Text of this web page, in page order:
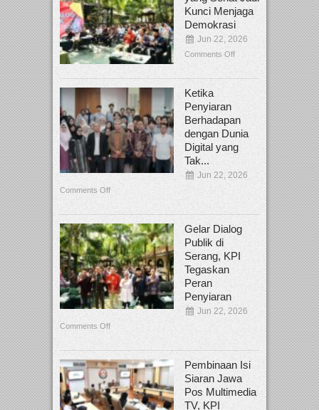
Kunci Menjaga
Demokrasi
Jun 22, 2026
Comments Off
Ketika
Penyiaran
Berhadapan
dengan Dunia
Digital yang
Tak...
Jun 22, 2026
Comments Off
Gelar Dialog
Publik di
Serang, KPI
Tegaskan
Peran
Penyiaran
Jun 22, 2026
Comments Off
Pembinaan Isi
Siaran Jawa
Pos Multimedia
TV, KPI